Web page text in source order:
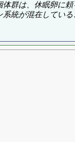
群は、休眠卵に
統が混在してい